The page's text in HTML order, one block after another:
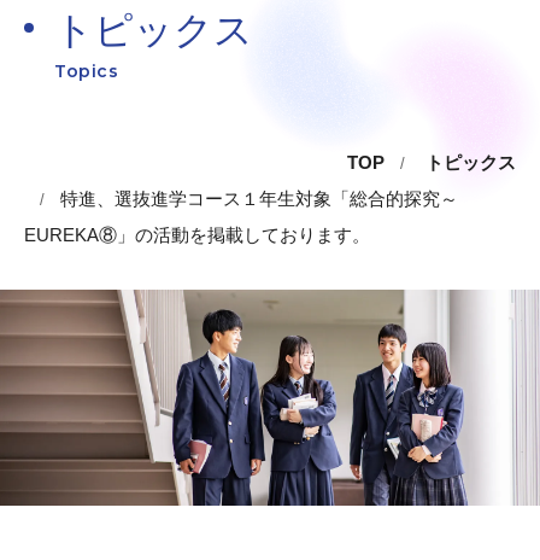
トピックス
Topics
TOP
トピックス
特進、選抜進学コース１年生対象「総合的探究～
EUREKA⑧」の活動を掲載しております。